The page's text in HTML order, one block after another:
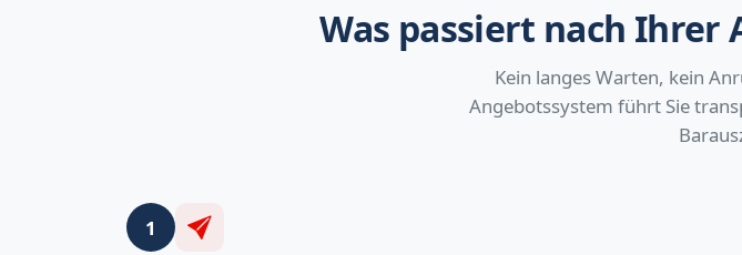
Was passiert nach
Kein langes Warten, kein
Angebotssystem führt Sie
1